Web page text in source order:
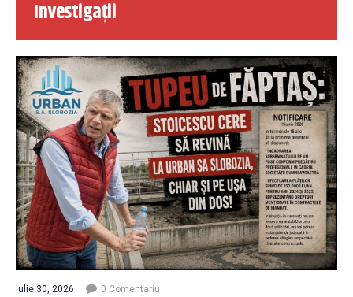
Investigații
iulie 30, 2026 0 Comentariu